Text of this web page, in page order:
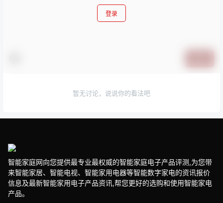
登录
暂无讨论，说说你的看法吧
智能家庭网向您提供最专业最权威的智能家庭电子产品评测,为您带
来智能家居、智能电视、智能家用电器等智能数字家电的资讯报价
信息及最新智能家用电子产品资讯,帮您更好的选购和使用智能家电
产品。